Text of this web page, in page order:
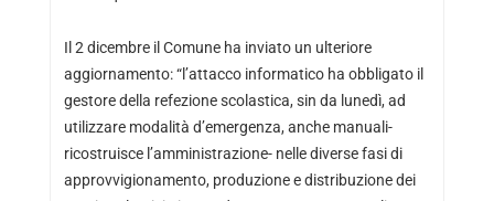
Il 2 dicembre il Comune ha inviato un ulteriore
aggiornamento: “l’attacco informatico ha obbligato il
gestore della refezione scolastica, sin da lunedì, ad
utilizzare modalità d’emergenza, anche manuali-
ricostruisce l’amministrazione- nelle diverse fasi di
approvvigionamento, produzione e distribuzione dei